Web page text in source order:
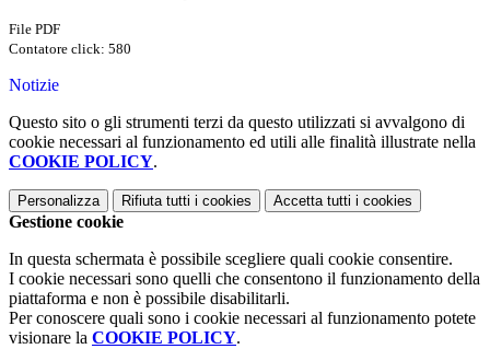
File PDF
Contatore click: 580
Notizie
Questo sito o gli strumenti terzi da questo utilizzati si avvalgono di
cookie necessari al funzionamento ed utili alle finalità illustrate nella
COOKIE POLICY.
Personalizza Rifiuta tutti i cookies Accetta tutti i cookies
Gestione cookie
In questa schermata è possibile scegliere quali cookie consentire.
I cookie necessari sono quelli che consentono il funzionamento della
piattaforma e non è possibile disabilitarli.
Per conoscere quali sono i cookie necessari al funzionamento potete
visionare la COOKIE POLICY.